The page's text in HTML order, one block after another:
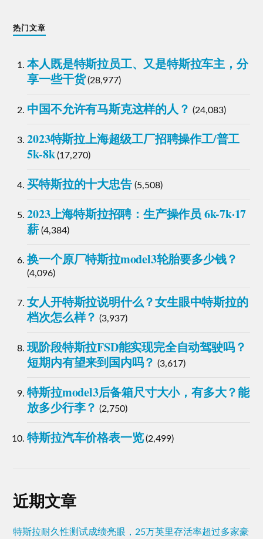
热门文章
本人既是特斯拉员工、又是特斯拉车主，分
享一些干货 (28,977)
中国不允许有马斯克这样的人？ (24,083)
2023特斯拉上海超级工厂招聘操作工/普工
5k-8k (17,270)
买特斯拉的十大忠告 (5,508)
2023上海特斯拉招聘：生产操作员 6k-7k·17
薪 (4,384)
换一个原厂特斯拉model3轮胎要多少钱？
(4,096)
女人开特斯拉说明什么？女生眼中特斯拉的
档次怎么样？ (3,937)
现阶段特斯拉FSD能实现完全自动驾驶吗？
短期内有望来到国内吗？ (3,617)
特斯拉model3后备箱尺寸大小，有多大？能
放多少行李？ (2,750)
特斯拉汽车价格表一览 (2,499)
近期文章
特斯拉耐久性测试成绩亮眼，25万英里存活率超过多家豪